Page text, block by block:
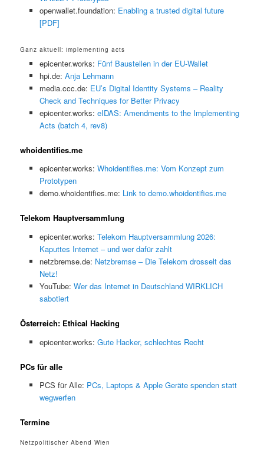
openwallet.foundation: Enabling a trusted digital future
[PDF]
Ganz aktuell: implementing acts
epicenter.works: Fünf Baustellen in der EU-Wallet
hpi.de: Anja Lehmann
media.ccc.de: EU’s Digital Identity Systems – Reality
Check and Techniques for Better Privacy
epicenter.works: eIDAS: Amendments to the Implementing
Acts (batch 4, rev8)
whoidentifies.me
epicenter.works: Whoidentifies.me: Vom Konzept zum
Prototypen
demo.whoidentifies.me: Link to demo.whoidentifies.me
Telekom Hauptversammlung
epicenter.works: Telekom Hauptversammlung 2026:
Kaputtes Internet – und wer dafür zahlt
netzbremse.de: Netzbremse – Die Telekom drosselt das
Netz!
YouTube: Wer das Internet in Deutschland WIRKLICH
sabotiert
Österreich: Ethical Hacking
epicenter.works: Gute Hacker, schlechtes Recht
PCs für alle
PCS für Alle: PCs, Laptops & Apple Geräte spenden statt
wegwerfen
Termine
Netzpolitischer Abend Wien